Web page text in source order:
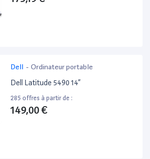
Dell - Ordinateur portable
Dell Latitude 5490 14”
285 offres à partir de :
149,00 €